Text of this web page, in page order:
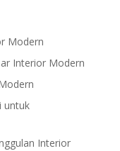
Modern
Interior Modern
untuk
Interior